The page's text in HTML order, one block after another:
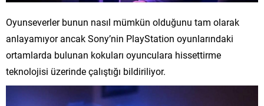
Oyunseverler bunun nasıl mümkün olduğunu tam olarak
anlayamıyor ancak Sony’nin PlayStation oyunlarındaki
ortamlarda bulunan kokuları oyunculara hissettirme
teknolojisi üzerinde çalıştığı bildiriliyor.